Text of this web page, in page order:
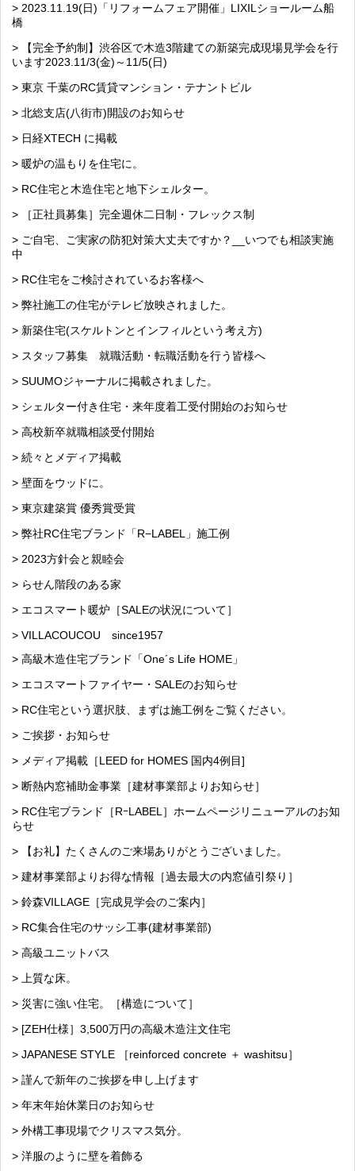
> 2023.11.19(日)「リフォームフェア開催」LIXILショールーム船
橋
> 【完全予約制】渋谷区で木造3階建ての新築完成現場見学会を行
います2023.11/3(金)～11/5(日)
> 東京 千葉のRC賃貸マンション・テナントビル
> 北総支店(八街市)開設のお知らせ
> 日経XTECH に掲載
> 暖炉の温もりを住宅に。
> RC住宅と木造住宅と地下シェルター。
> ［正社員募集］完全週休二日制・フレックス制
> ご自宅、ご実家の防犯対策大丈夫ですか？__いつでも相談実施
中
> RC住宅をご検討されているお客様へ
> 弊社施工の住宅がテレビ放映されました。
> 新築住宅(スケルトンとインフィルという考え方)
> スタッフ募集 就職活動・転職活動を行う皆様へ
> SUUMOジャーナルに掲載されました。
> シェルター付き住宅・来年度着工受付開始のお知らせ
> 高校新卒就職相談受付開始
> 続々とメディア掲載
> 壁面をウッドに。
> 東京建築賞 優秀賞受賞
> 弊社RC住宅ブランド「R−LABEL」施工例
> 2023方針会と親睦会
> らせん階段のある家
> エコスマート暖炉［SALEの状況について］
> VILLACOUCOU since1957
> 高級木造住宅ブランド「One´s Life HOME」
> エコスマートファイヤー・SALEのお知らせ
> RC住宅という選択肢、まずは施工例をご覧ください。
> ご挨拶・お知らせ
> メディア掲載［LEED for HOMES 国内4例目]
> 断熱内窓補助金事業［建材事業部よりお知らせ］
> RC住宅ブランド［RｰLABEL］ホームページリニューアルのお知
らせ
> 【お礼】たくさんのご来場ありがとうございました。
> 建材事業部よりお得な情報［過去最大の内窓値引祭り］
> 鈴森VILLAGE［完成見学会のご案内］
> RC集合住宅のサッシ工事(建材事業部)
> 高級ユニットバス
> 上質な床。
> 災害に強い住宅。［構造について］
> [ZEH仕様］3,500万円の高級木造注文住宅
> JAPANESE STYLE ［reinforced concrete ＋ washitsu］
> 謹んで新年のご挨拶を申し上げます
> 年末年始休業日のお知らせ
> 外構工事現場でクリスマス気分。
> 洋服のように壁を着飾る